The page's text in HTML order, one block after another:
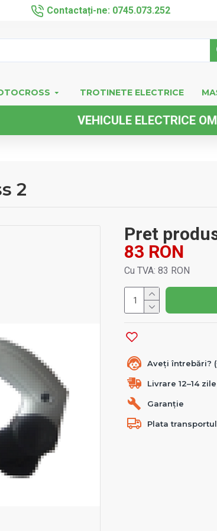
Contactați-ne: 0745.073.252
TROTINETE ELECTRICE
VEHICULE ELECTRICE
2
Pret
83 RON
Cu TVA: 83 RON
Aveți întrebări?
Livrare 12–14
Garanție
Plata